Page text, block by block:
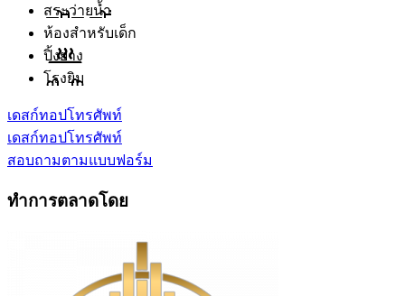
สระว่ายน้ำ
ห้องสำหรับเด็ก
ปิ้งย่าง
โรงยิม
เดสก์ทอปโทรศัพท์
เดสก์ทอปโทรศัพท์
สอบถามตามแบบฟอร์ม
ทำการตลาดโดย